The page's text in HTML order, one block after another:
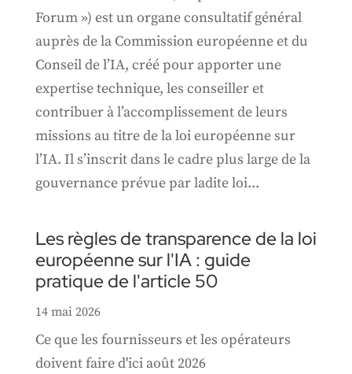
Forum ») est un organe consultatif général
auprès de la Commission européenne et du
Conseil de l’IA, créé pour apporter une
expertise technique, les conseiller et
contribuer à l’accomplissement de leurs
missions au titre de la loi européenne sur
l’IA. Il s’inscrit dans le cadre plus large de la
gouvernance prévue par ladite loi...
Les règles de transparence de la loi
européenne sur l'IA : guide
pratique de l'article 50
14 mai 2026
Ce que les fournisseurs et les opérateurs
doivent faire d'ici août 2026